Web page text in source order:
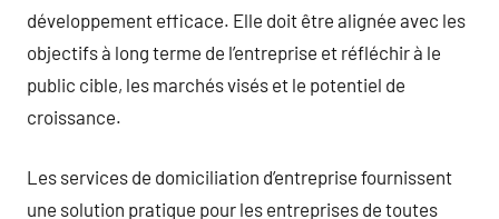
développement efficace. Elle doit être alignée avec les
objectifs à long terme de l’entreprise et réfléchir à le
public cible, les marchés visés et le potentiel de
croissance.
Les services de domiciliation d’entreprise fournissent
une solution pratique pour les entreprises de toutes